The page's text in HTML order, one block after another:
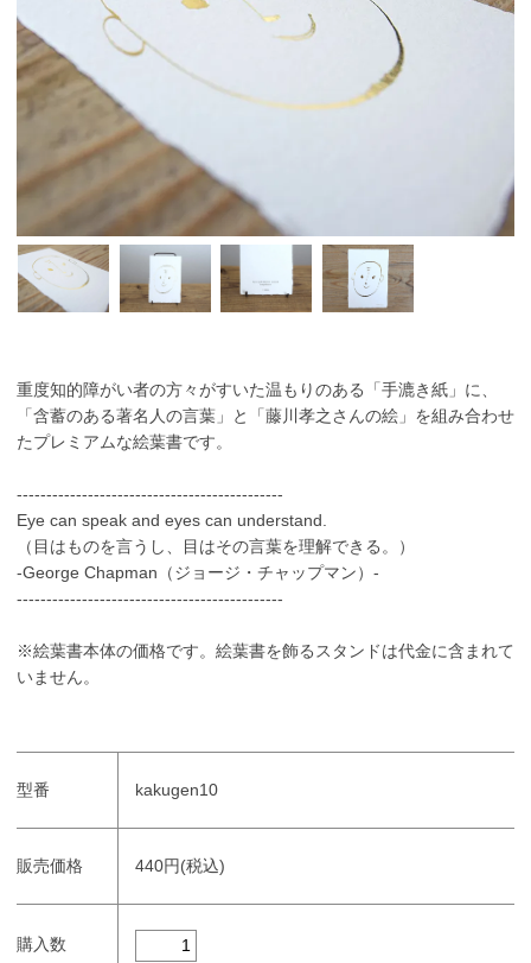
重度知的障がい者の方々がすいた温もりのある「手漉き紙」に、
「含蓄のある著名人の言葉」と「藤川孝之さんの絵」を組み合わせ
たプレミアムな絵葉書です。
---------------------------------------------
Eye can speak and eyes can understand.
（目はものを言うし、目はその言葉を理解できる。）
-George Chapman（ジョージ・チャップマン）-
---------------------------------------------
※絵葉書本体の価格です。絵葉書を飾るスタンドは代金に含まれて
いません。
型番 kakugen10
販売価格 440円(税込)
購入数